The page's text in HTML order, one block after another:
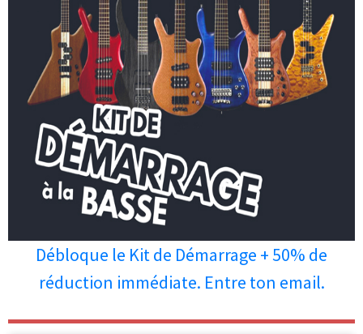
Débloque le Kit de Démarrage + 50% de
réduction immédiate. Entre ton email.